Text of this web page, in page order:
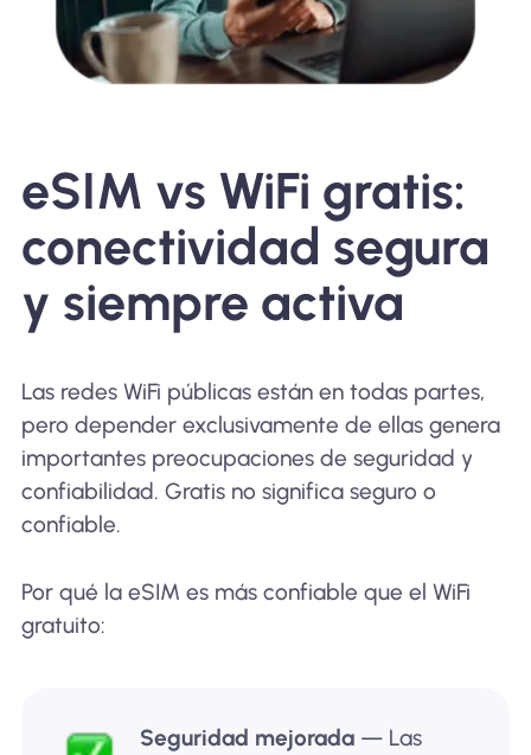
eSIM vs WiFi gratis:
conectividad segura
y siempre activa
Las redes WiFi públicas están en todas partes,
pero depender exclusivamente de ellas genera
importantes preocupaciones de seguridad y
confiabilidad. Gratis no significa seguro o
confiable.
Por qué la eSIM es más confiable que el WiFi
gratuito:
Seguridad mejorada — Las